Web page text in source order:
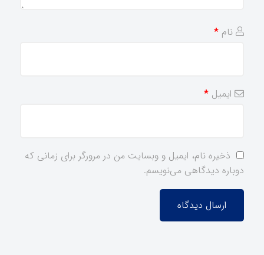
نام *
ایمیل *
ذخیره نام، ایمیل و وبسایت من در مرورگر برای زمانی که
دوباره دیدگاهی می‌نویسم.